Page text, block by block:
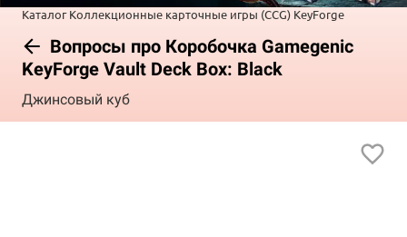
Каталог Коллекционные карточные игры (CCG) KeyForge
Вопросы про Коробочка Gamegenic
KeyForge Vault Deck Box: Black
Джинсовый куб